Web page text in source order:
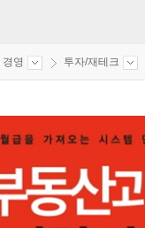
경영 투자/재테크